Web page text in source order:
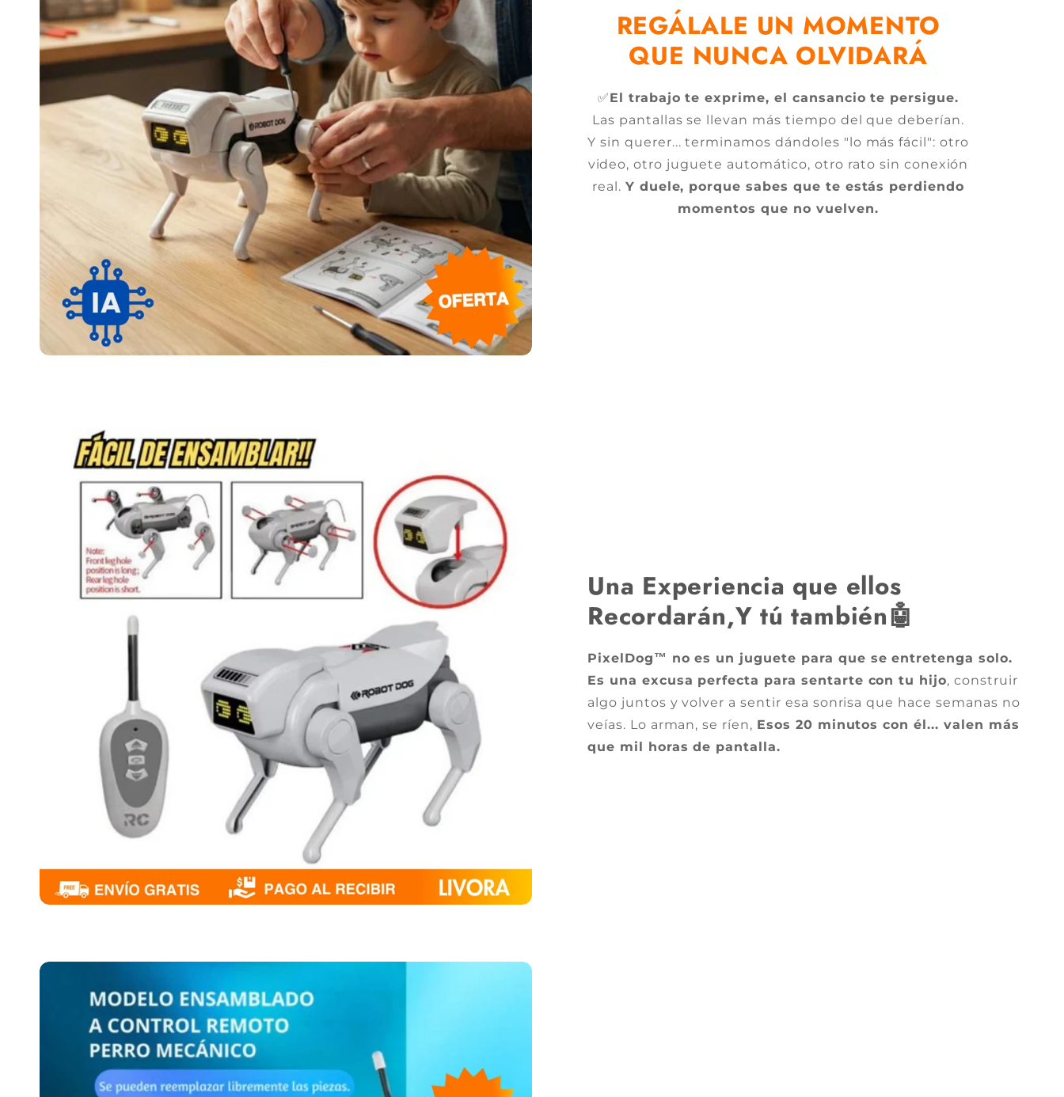
REGÁLALE UN MOMENTO
QUE NUNCA OLVIDARÁ
✅El trabajo te exprime, el cansancio te persigue.
Las pantallas se llevan más tiempo del que deberían.
Y sin querer... terminamos dándoles "lo más fácil": otro
video, otro juguete automático, otro rato sin conexión
real. Y duele, porque sabes que te estás perdiendo
momentos que no vuelven.
Una Experiencia que ellos
Recordarán,Y tú también🤖
PixelDog™️ no es un juguete para que se entretenga solo.
Es una excusa perfecta para sentarte con tu hijo, construir
algo juntos y volver a sentir esa sonrisa que hace semanas no
veías. Lo arman, se ríen, Esos 20 minutos con él... valen más
que mil horas de pantalla.